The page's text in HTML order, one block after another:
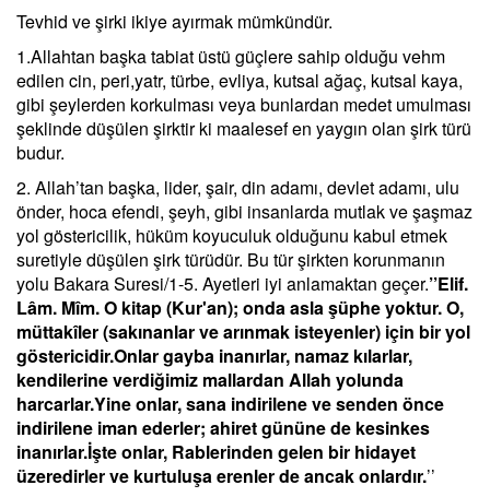
Tevhid ve şirki ikiye ayırmak mümkündür.
1.Allahtan başka tabiat üstü güçlere sahip olduğu vehm
edilen cin, peri,yatr, türbe, evliya, kutsal ağaç, kutsal kaya,
gibi şeylerden korkulması veya bunlardan medet umulması
şeklinde düşülen şirktir ki maalesef en yaygın olan şirk türü
budur.
2. Allah’tan başka, lider, şair, din adamı, devlet adamı, ulu
önder, hoca efendi, şeyh, gibi insanlarda mutlak ve şaşmaz
yol göstericilik, hüküm koyuculuk olduğunu kabul etmek
suretiyle düşülen şirk türüdür. Bu tür şirkten korunmanın
yolu Bakara Suresi/1-5. Ayetleri iyi anlamaktan geçer.’’Elif.
Lâm. Mîm. O kitap (Kur'an); onda asla şüphe yoktur. O,
müttakîler (sakınanlar ve arınmak isteyenler) için bir yol
göstericidir.Onlar gayba inanırlar, namaz kılarlar,
kendilerine verdiğimiz mallardan Allah yolunda
harcarlar.Yine onlar, sana indirilene ve senden önce
indirilene iman ederler; ahiret gününe de kesinkes
inanırlar.İşte onlar, Rablerinden gelen bir hidayet
üzeredirler ve kurtuluşa erenler de ancak onlardır.’’